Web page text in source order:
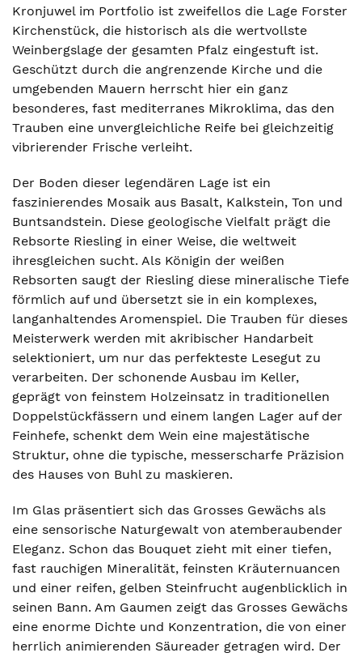
Kronjuwel im Portfolio ist zweifellos die Lage Forster
Kirchenstück, die historisch als die wertvollste
Weinbergslage der gesamten Pfalz eingestuft ist.
Geschützt durch die angrenzende Kirche und die
umgebenden Mauern herrscht hier ein ganz
besonderes, fast mediterranes Mikroklima, das den
Trauben eine unvergleichliche Reife bei gleichzeitig
vibrierender Frische verleiht.
Der Boden dieser legendären Lage ist ein
faszinierendes Mosaik aus Basalt, Kalkstein, Ton und
Buntsandstein. Diese geologische Vielfalt prägt die
Rebsorte Riesling in einer Weise, die weltweit
ihresgleichen sucht. Als Königin der weißen
Rebsorten saugt der Riesling diese mineralische Tiefe
förmlich auf und übersetzt sie in ein komplexes,
langanhaltendes Aromenspiel. Die Trauben für dieses
Meisterwerk werden mit akribischer Handarbeit
selektioniert, um nur das perfekteste Lesegut zu
verarbeiten. Der schonende Ausbau im Keller,
geprägt von feinstem Holzeinsatz in traditionellen
Doppelstückfässern und einem langen Lager auf der
Feinhefe, schenkt dem Wein eine majestätische
Struktur, ohne die typische, messerscharfe Präzision
des Hauses von Buhl zu maskieren.
Im Glas präsentiert sich das Grosses Gewächs als
eine sensorische Naturgewalt von atemberaubender
Eleganz. Schon das Bouquet zieht mit einer tiefen,
fast rauchigen Mineralität, feinsten Kräuternuancen
und einer reifen, gelben Steinfrucht augenblicklich in
seinen Bann. Am Gaumen zeigt das Grosses Gewächs
eine enorme Dichte und Konzentration, die von einer
herrlich animierenden Säureader getragen wird. Der